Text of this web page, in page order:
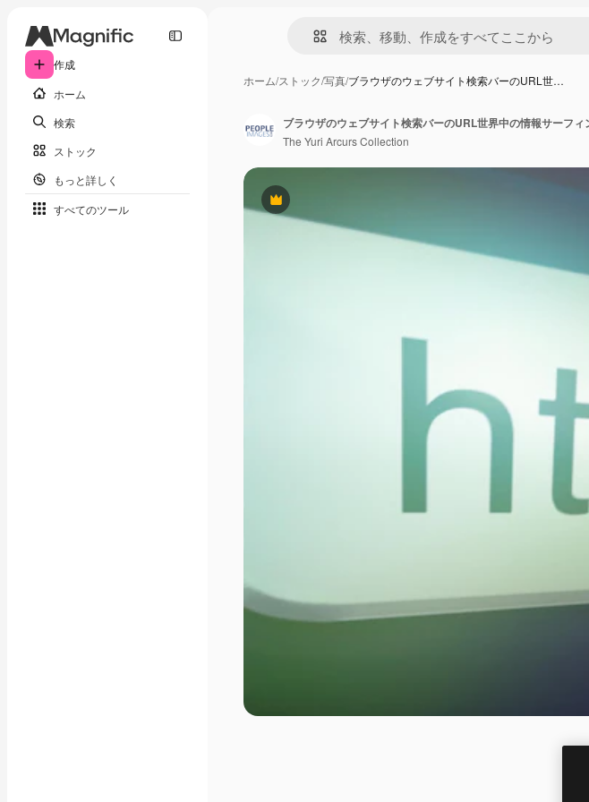
作成
ホーム
検索
ストック
もっと詳しく
すべてのツール
ホーム/ストック/写真/ブラウザのウェブサイト検索バーのURL世…
Premium
The Yuri Arcurs Collection